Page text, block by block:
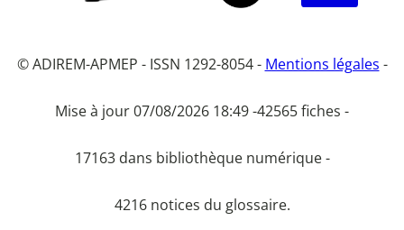
© ADIREM-APMEP - ISSN 1292-8054 - Mentions légales -
Mise à jour 07/08/2026 18:49 -42565 fiches -
17163 dans bibliothèque numérique -
4216 notices du glossaire.